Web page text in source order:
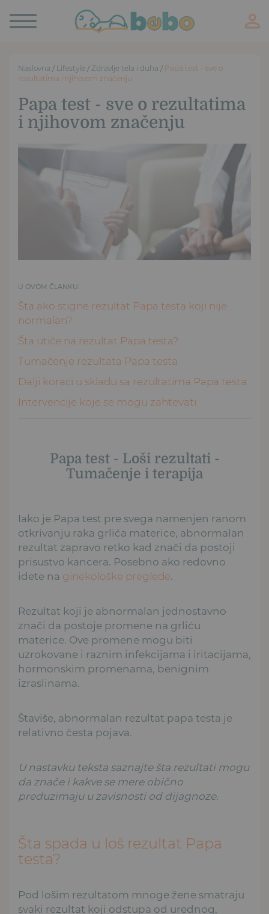
Toggle
navigation
Naslovna / Lifestyle / Zdravlje tela i duha / Papa test - sve o
rezultatima i njihovom značenju
Papa test - sve o rezultatima
i njihovom značenju
U OVOM ČLANKU:
Šta ako stigne rezultat Papa testa koji nije
normalan?
Šta utiče na rezultat Papa testa?
Tumačenje rezultata Papa testa
Dalji koraci u skladu sa rezultatima Papa testa
Intervencije koje se mogu zahtevati
Papa test - Loši rezultati -
Tumačenje i terapija
Iako je Papa test pre svega namenjen ranom
otkrivanju raka grlića materice, abnormalan
rezultat zapravo retko kad znači da postoji
prisustvo kancera. Posebno ako redovno
idete na ginekološke preglede.
Rezultat koji je abnormalan jednostavno
znači da postoje promene na grliću
materice. Ove promene mogu biti
uzrokovane i raznim infekcijama i iritacijama,
hormonskim promenama, benignim
izraslinama.
Štaviše, abnormalan rezultat papa testa je
relativno česta pojava.
U nastavku teksta saznajte šta rezultati mogu
da znače i kakve se mere obično
preduzimaju u zavisnosti od dijagnoze.
Šta spada u loš rezultat Papa
testa?
Pod lošim rezultatom mnoge žene smatraju
svaki rezultat koji odstupa od urednog,